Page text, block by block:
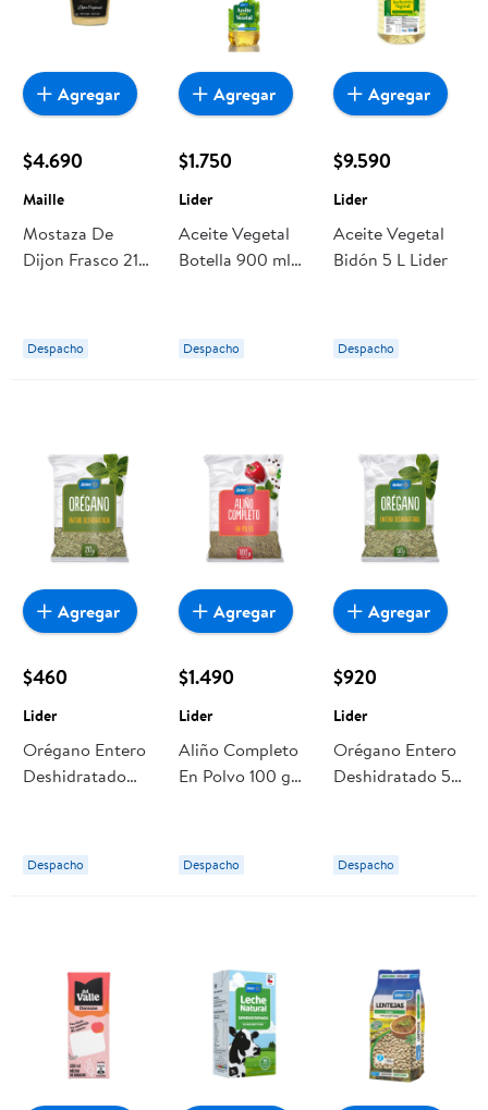
$4.690
Maille
Mostaza De
Dijon Frasco 215
Despacho
Agregar
$1.750
Lider
Aceite Vegetal
Botella 900 ml
Despacho
Agregar
$9.590
Lider
Aceite Vegetal
Bidón 5 L Lider
Despacho
Agregar
$460
Lider
Orégano Entero
Deshidratado
Despacho
Agregar
$1.490
Lider
Aliño Completo
En Polvo 100 g
Despacho
Agregar
$920
Lider
Orégano Entero
Deshidratado 50
Despacho
Agregar